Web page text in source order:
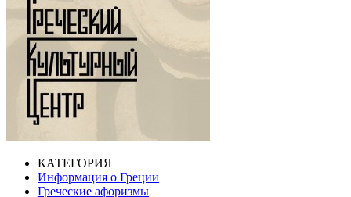
КАТЕГОРИЯ
Информация о Греции
Греческие афоризмы